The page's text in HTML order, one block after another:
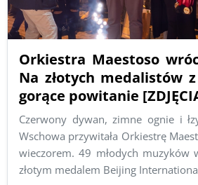
Orkiestra Maestoso
Na złotych medalistów z
gorące powitanie
Czerwony dywan, zimne ognie i
Wschowa przywitała Orkiestrę
wieczorem. 49 młodych muzyków
złotym medalem Beijing